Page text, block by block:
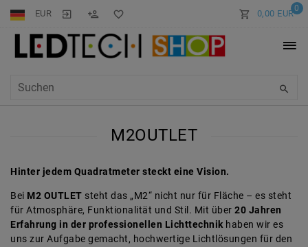
EUR 0
0,00 EUR
M2OUTLET
Hinter jedem Quadratmeter steckt eine Vision.
Bei M2 OUTLET steht das „M2“ nicht nur für Fläche – es steht
für Atmosphäre, Funktionalität und Stil. Mit über 20 Jahren
Erfahrung in der professionellen Lichttechnik haben wir es
uns zur Aufgabe gemacht, hochwertige Lichtlösungen für den